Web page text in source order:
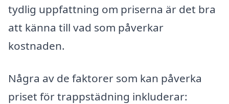
tydlig uppfattning om priserna är det bra
att känna till vad som påverkar
kostnaden.
Några av de faktorer som kan påverka
priset för trappstädning inkluderar: